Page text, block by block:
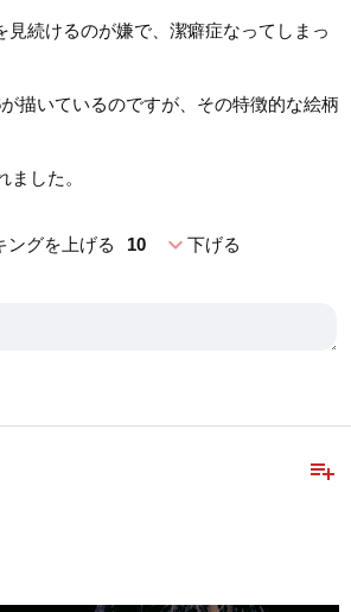
見続けるのが嫌で、潔癖症なってしまっ
描いているのですが、その特徴的な絵柄
ました。
ングを上げる 10 expand_more下げる
playlist_add